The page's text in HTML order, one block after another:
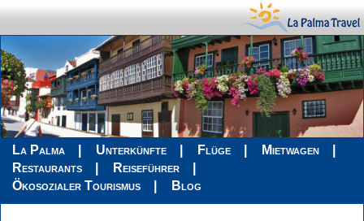
La Palma Unterkünfte Flüge
Mietwagen
Restaurants
Reiseführer
Ökosozialer Tourismus
Blog